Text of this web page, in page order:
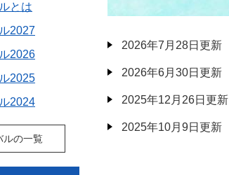
2026年7月28日更新
2026年6月30日更新
2025年12月26日更新
2025年10月9日更新
とは
2027
2026
2025
2024
ルの一覧